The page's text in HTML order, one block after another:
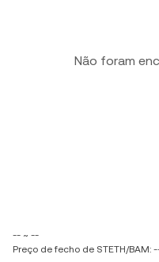
Não foram
-- ~ --
Preço de fecho de STETH/BAM: